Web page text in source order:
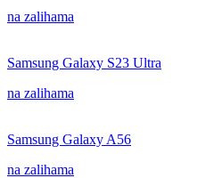
na zalihama
Samsung Galaxy S23 Ultra
na zalihama
Samsung Galaxy A56
na zalihama